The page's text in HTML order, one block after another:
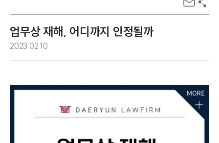
업무상 재해, 어디까지 인정될까
2023.02.10